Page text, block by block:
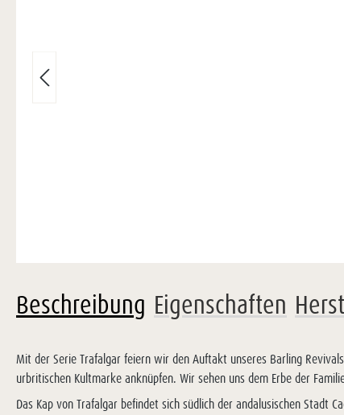
Beschreibung Eigenschaften
Mit der Serie Trafalgar feiern wir den Auftakt unseres Barling
urbritischen Kultmarke anknüpfen. Wir sehen uns dem Erbe der
Das Kap von Trafalgar befindet sich südlich der andalusischen Stadt